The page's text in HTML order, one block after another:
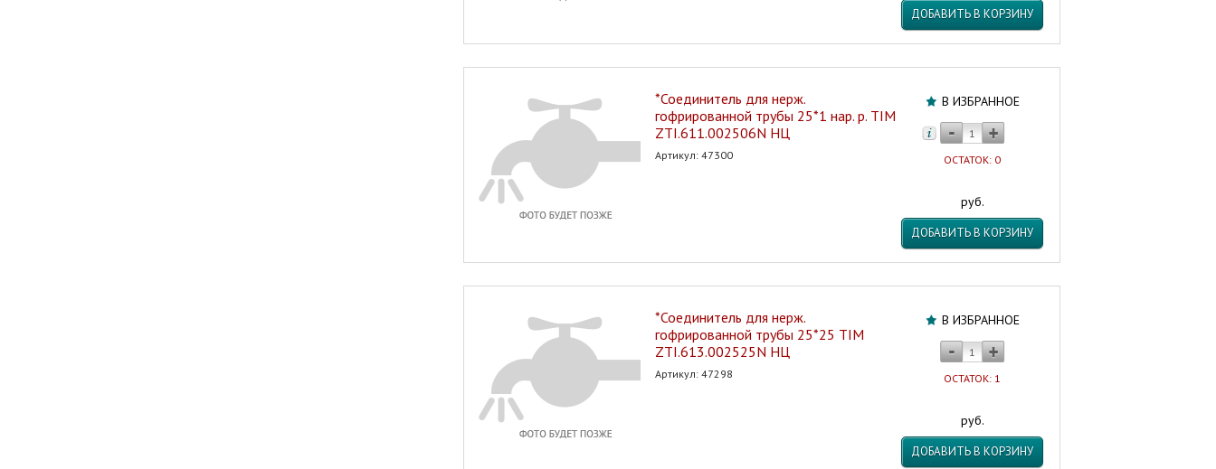
ДОБАВИТЬ В КОРЗИНУ
В ИЗБРАННОЕ
ОСТАТОК: 0
руб.
ДОБАВИТЬ В КОРЗИНУ
*Соединитель для нерж.
гофрированной трубы 25*1 нар. р. TIM
ZTI.611.002506N НЦ
Артикул: 47300
В ИЗБРАННОЕ
ОСТАТОК: 1
руб.
ДОБАВИТЬ В КОРЗИНУ
*Соединитель для нерж.
гофрированной трубы 25*25 TIM
ZTI.613.002525N НЦ
Артикул: 47298